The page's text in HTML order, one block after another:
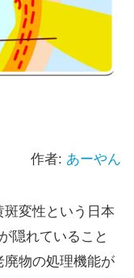
作者: あーやん
変性という日本
隠れていること
廃物の処理機能が